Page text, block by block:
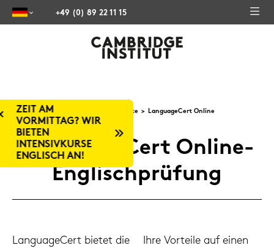
+49 (0) 89 22 11 15
Sprach­tests & Zer­ti­fi­ka­te Lan­guageCert On­line
Lan­guageCert Online-​
Englischprüfung
Lan­guageCert bie­tet die
Ihre Vor­tei­le auf einen